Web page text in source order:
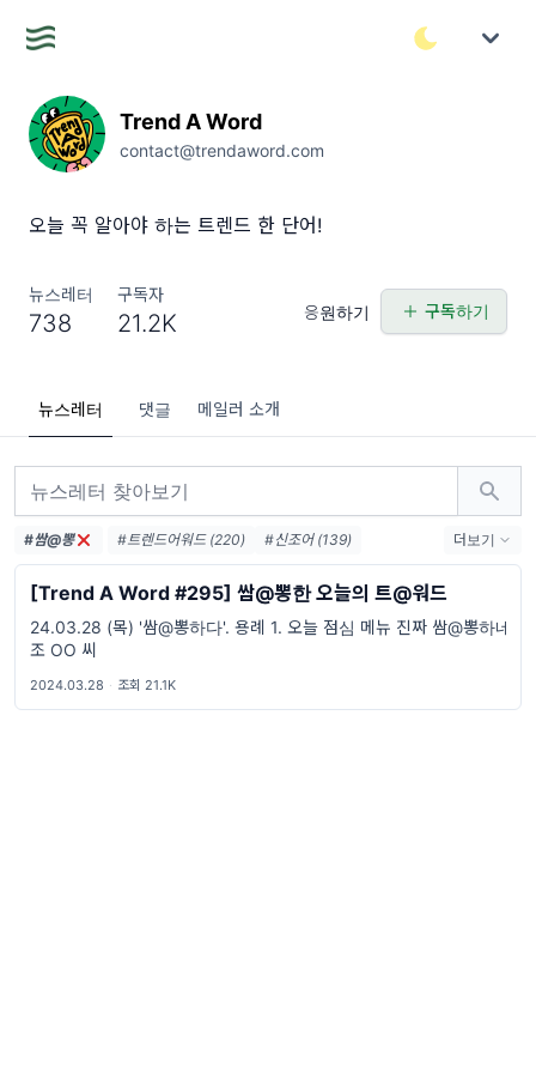
Trend A Word
contact@trendaword.com
오늘 꼭 알아야 하는 트렌드 한 단어!
뉴스레터
738
구독자
21.2K 응원하기 구독하기
뉴스레터 댓글 메일러 소개
#쌈@뽕 #트렌드어워드 (220)
#신조어 (139)
#trendaword (117)
#유행어 (57)
#휴재 (29)
#트렌드어워드레터 (26)
#요즘밈 (26)
#트렌드어워드뉴스레터 (26)
#2026밈 (25)
#밈추천 (21)
더보기
[Trend A Word #295] 쌈@뽕한 오늘의 트@워드
24.03.28 (목) '쌈@뽕하다'. 용례 1. 오늘 점심 메뉴 진짜 쌈@뽕하네
조 OO 씨
2024.03.28 · 조회 21.1K